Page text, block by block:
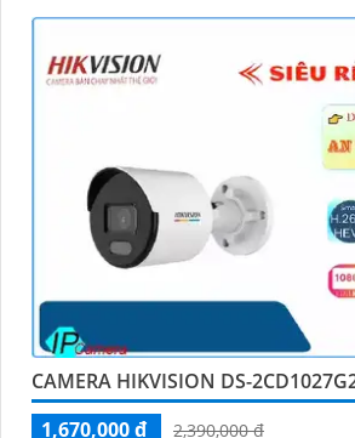
CAMERA HIKVISION DS-
1,670,000 ₫
2,390,000 ₫